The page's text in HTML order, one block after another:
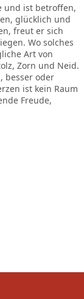
und ist betroffen,
glücklich und
freut er sich
Wo solches
Art von
Zorn und Neid.
besser oder
ist kein Raum
Freude,